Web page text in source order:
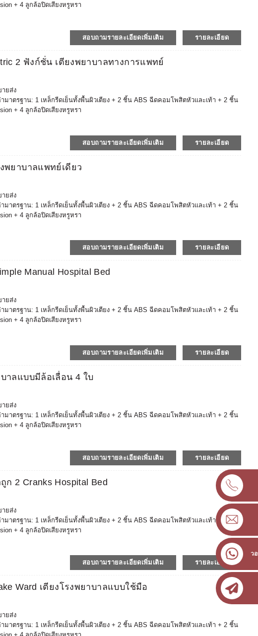
+ 4 ลูกล้อปิดเสียงหรูหรา
ข้องเพิ่มเติมได้ และการจัดซื้ออุปกรณ์โรงพยาบาลแบบครบวงจรจะคุ้มต้นทุนและ
ระกอบด้วย: เก้าอี้ลากปากมดลูกและเอว / เตียง + ไม้ค้ำอ้อย + เก้าอี้สตูล + เก้าอี้แช่
งวินิจฉัย + ยานพาหนะทางการแพทย์ / ตู้ / โต๊ะ + เก้าอี้พยาบาล + เก้าอี้หมอ ฯลฯ
ารแพทย์และสุขภาพที่เข้มงวด เช่น สหรัฐอเมริกา ยุโรป เวียดนาม ออสเตรเลีย
แล้วคุณภาพเชื่อถือได้ รับประกันหลังการขาย 2 ปี
สอบถามรายละเอียดเพิ่มเติม รายละเอียด
2 ฟังก์ชั่น เตียงพยาบาลทางการแพทย์
ยส่ง
าตรฐาน: 1 เหล็กรีดเย็นทั้งพื้นผิวเตียง + 2 ชิ้น ABS ฉีดคอมโพสิตหัวและเท้า + 2 ชิ้น
+ 4 ลูกล้อปิดเสียงหรูหรา
ข้องเพิ่มเติมได้ และการจัดซื้ออุปกรณ์โรงพยาบาลแบบครบวงจรจะคุ้มต้นทุนและ
ระกอบด้วย: เก้าอี้ลากปากมดลูกและเอว / เตียง + ไม้ค้ำอ้อย + เก้าอี้สตูล + เก้าอี้แช่
งวินิจฉัย + ยานพาหนะทางการแพทย์ / ตู้ / โต๊ะ + เก้าอี้พยาบาล + เก้าอี้หมอ ฯลฯ
ารแพทย์และสุขภาพที่เข้มงวด เช่น สหรัฐอเมริกา ยุโรป เวียดนาม ออสเตรเลีย
แล้วคุณภาพเชื่อถือได้ รับประกันหลังการขาย 2 ปี
สอบถามรายละเอียดเพิ่มเติม รายละเอียด
พยาบาลแพทย์เดียว
ยส่ง
มาตรฐาน: 1 เหล็กรีดเย็นทั้งพื้นผิวเตียง + 2 ชิ้น ABS ฉีดคอมโพสิตหัวและเท้า + 2 ชิ้น
+ 4 ลูกล้อปิดเสียงหรูหรา
ข้องเพิ่มเติมได้ และการจัดซื้ออุปกรณ์โรงพยาบาลแบบครบวงจรจะคุ้มต้นทุนและ
ระกอบด้วย: เก้าอี้ลากปากมดลูกและเอว / เตียง + ไม้ค้ำอ้อย + เก้าอี้สตูล + เก้าอี้แช่
งวินิจฉัย + ยานพาหนะทางการแพทย์ / ตู้ / โต๊ะ + เก้าอี้พยาบาล + เก้าอี้หมอ ฯลฯ
ารแพทย์และสุขภาพที่เข้มงวด เช่น สหรัฐอเมริกา ยุโรป เวียดนาม ออสเตรเลีย
แล้วคุณภาพเชื่อถือได้ รับประกันหลังการขาย 2 ปี
สอบถามรายละเอียดเพิ่มเติม รายละเอียด
Manual Hospital Bed
ยส่ง
าตรฐาน: 1 เหล็กรีดเย็นทั้งพื้นผิวเตียง + 2 ชิ้น ABS ฉีดคอมโพสิตหัวและเท้า + 2 ชิ้น
+ 4 ลูกล้อปิดเสียงหรูหรา
ข้องเพิ่มเติมได้ และการจัดซื้ออุปกรณ์โรงพยาบาลแบบครบวงจรจะคุ้มต้นทุนและ
ระกอบด้วย: เก้าอี้ลากปากมดลูกและเอว / เตียง + ไม้ค้ำอ้อย + เก้าอี้สตูล + เก้าอี้แช่
งวินิจฉัย + ยานพาหนะทางการแพทย์ / ตู้ / โต๊ะ + เก้าอี้พยาบาล + เก้าอี้หมอ ฯลฯ
ารแพทย์และสุขภาพที่เข้มงวด เช่น สหรัฐอเมริกา ยุโรป เวียดนาม ออสเตรเลีย
แล้วคุณภาพเชื่อถือได้ รับประกันหลังการขาย 2 ปี
สอบถามรายละเอียดเพิ่มเติม รายละเอียด
าลแบบมีล้อเลื่อน 4 ใบ
ยส่ง
าตรฐาน: 1 เหล็กรีดเย็นทั้งพื้นผิวเตียง + 2 ชิ้น ABS ฉีดคอมโพสิตหัวและเท้า + 2 ชิ้น
+ 4 ลูกล้อปิดเสียงหรูหรา
ข้องเพิ่มเติมได้ และการจัดซื้ออุปกรณ์โรงพยาบาลแบบครบวงจรจะคุ้มต้นทุนและ
ระกอบด้วย: เก้าอี้ลากปากมดลูกและเอว / เตียง + ไม้ค้ำอ้อย + เก้าอี้สตูล + เก้าอี้แช่
งวินิจฉัย + ยานพาหนะทางการแพทย์ / ตู้ / โต๊ะ + เก้าอี้พยาบาล + เก้าอี้หมอ ฯลฯ
านผลิตเตียงในโรงพยาบาล โดยถือผลิตภัณฑ์รับรอง CE, ISO, FDA (ขึ้นทะเบียน)
ารแพทย์และสุขภาพที่เข้มงวด เช่น สหรัฐอเมริกา ยุโรป เวียดนาม ออสเตรเลีย
แล้วคุณภาพเชื่อถือได้ รับประกันหลังการขาย 2 ปี
สอบถามรายละเอียดเพิ่มเติม รายละเอียด
ก 2 Cranks Hospital Bed
ยส่ง
าตรฐาน: 1 เหล็กรีดเย็นทั้งพื้นผิวเตียง + 2 ชิ้น ABS ฉีดคอมโพสิตหัวและเท้า + 2 ชิ้น
+ 4 ลูกล้อปิดเสียงหรูหรา
น, โต๊ะรับประทานอาหารแบบยืดได้ ABS, โต๊ะข้างเตียง, ที่นอนป้องกันการหดตัว ฯลฯ
ความต้องการของโรงพยาบาล (โต๊ะ ราวกั้นเตียงที่เข้ากันได้อย่างอิสระ เบรกเท้าป้องกัน
ข้องเพิ่มเติมได้ และการจัดซื้ออุปกรณ์โรงพยาบาลแบบครบวงจรจะคุ้มต้นทุนและ
ระกอบด้วย: เก้าอี้ลากปากมดลูกและเอว / เตียง + ไม้ค้ำอ้อย + เก้าอี้สตูล + เก้าอี้แช่
งวินิจฉัย + ยานพาหนะทางการแพทย์ / ตู้ / โต๊ะ + เก้าอี้พยาบาล + เก้าอี้หมอ ฯลฯ
านผลิตเตียงในโรงพยาบาล โดยถือผลิตภัณฑ์รับรอง CE, ISO, FDA (ขึ้นทะเบียน)
ารแพทย์และสุขภาพที่เข้มงวด เช่น สหรัฐอเมริกา ยุโรป เวียดนาม ออสเตรเลีย
แล้วคุณภาพเชื่อถือได้ รับประกันหลังการขาย 2 ปี
สอบถามรายละเอียดเพิ่มเติม รายละเอียด
Ward เตียงโรงพยาบาลแบบใช้มือ
ยส่ง
าตรฐาน: 1 เหล็กรีดเย็นทั้งพื้นผิวเตียง + 2 ชิ้น ABS ฉีดคอมโพสิตหัวและเท้า + 2 ชิ้น
ว